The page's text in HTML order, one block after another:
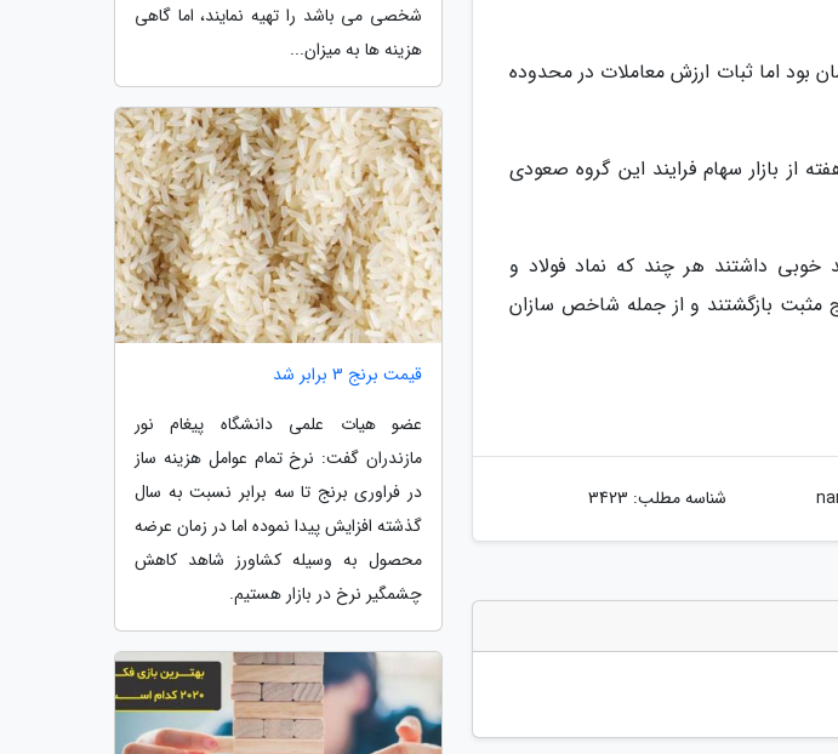
امروز نسبت به دیروز کاهش داشت و 9233 میلیارد تومان بود اما ثبات ارزش معاملات در محدوده
از بازار سهام فرایند این گروه صعودی
خوبی داشتند هر چند که نماد فولاد و
مثبت بازگشتند و از جمله شاخص سازان
شناسه مطلب: 3423
شخصی می باشد را تهیه نمایند، اما گاهی
هزینه ها به میزان...
قیمت برنج 3 برابر شد
عضو هیات علمی دانشگاه پیغام نور
مازندران گفت: نرخ تمام عوامل هزینه ساز
در فراوری برنج تا سه برابر نسبت به سال
گذشته افزایش پیدا نموده اما در زمان عرضه
محصول به وسیله کشاورز شاهد کاهش
چشمگیر نرخ در بازار هستیم.